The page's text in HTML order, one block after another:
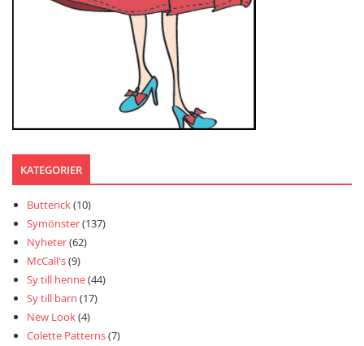
KATEGORIER
Butterick(10)
Symönster(137)
Nyheter(62)
McCall's(9)
Sy till henne(44)
Sy till barn (17)
New Look(4)
Colette Patterns(7)